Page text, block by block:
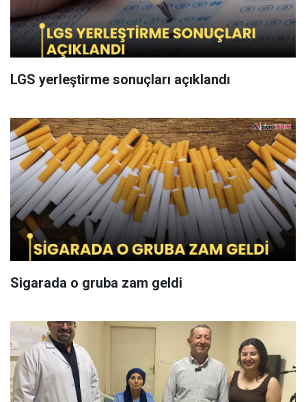
LGS yerleştirme sonuçları açıklandı
Sigarada o gruba zam geldi